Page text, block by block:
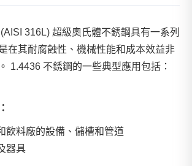
316L) 超級奧氏體不銹鋼具有一系列
在其耐腐蝕性、機械性能和成本效益非
1.4436 不銹鋼的一些典型應用包括：
飲料廠的設備、儲槽和管道
器具